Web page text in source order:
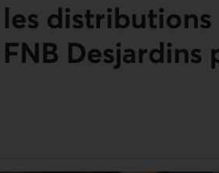
distributions
Desjardins